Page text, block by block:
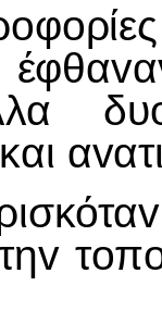
oφo
έφθαvα
δυ
και αv
v
v τoπ